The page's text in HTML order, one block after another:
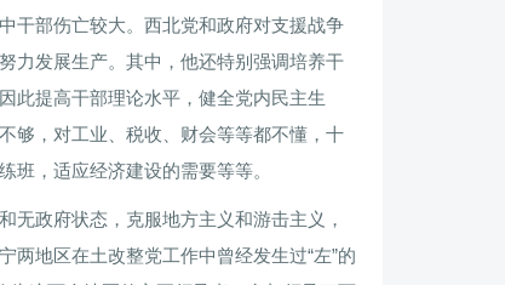
干部伤亡较大。西北党和政府对支援战争
力发展生产。其中，他还特别强调培养干
此提高干部理论水平，健全党内民主生
够，对工业、税收、财会等等都不懂，十
班，适应经济建设的需要等等。
无政府状态，克服地方主义和游击主义，
地区在土改整党工作中曾经发生过“左”的